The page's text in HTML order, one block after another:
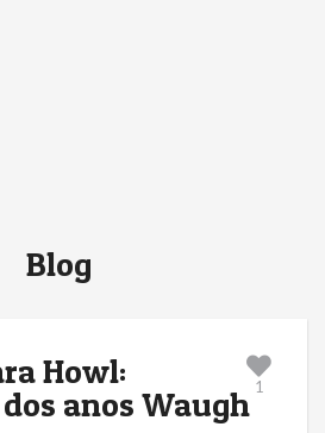
Blog
Howl:
anos Waugh 1